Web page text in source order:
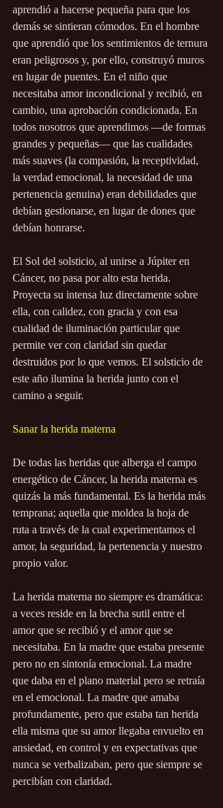
aprendió a hacerse pequeña para que los
demás se sintieran cómodos. En el hombre
que aprendió que los sentimientos de ternura
eran peligrosos y, por ello, construyó muros
en lugar de puentes. En el niño que
necesitaba amor incondicional y recibió, en
cambio, una aprobación condicionada. En
todos nosotros que aprendimos —de formas
grandes y pequeñas— que las cualidades
más suaves (la compasión, la receptividad,
la verdad emocional, la necesidad de una
pertenencia genuina) eran debilidades que
debían gestionarse, en lugar de dones que
debían honrarse.
El Sol del solsticio, al unirse a Júpiter en
Cáncer, no pasa por alto esta herida.
Proyecta su intensa luz directamente sobre
ella, con calidez, con gracia y con esa
cualidad de iluminación particular que
permite ver con claridad sin quedar
destruidos por lo que vemos. El solsticio de
este año ilumina la herida junto con el
camino a seguir.
Sanar la herida materna
De todas las heridas que alberga el campo
energético de Cáncer, la herida materna es
quizás la más fundamental. Es la herida más
temprana; aquella que moldea la hoja de
ruta a través de la cual experimentamos el
amor, la seguridad, la pertenencia y nuestro
propio valor.
La herida materna no siempre es dramática:
a veces reside en la brecha sutil entre el
amor que se recibió y el amor que se
necesitaba. En la madre que estaba presente
pero no en sintonía emocional. La madre
que daba en el plano material pero se retraía
en el emocional. La madre que amaba
profundamente, pero que estaba tan herida
ella misma que su amor llegaba envuelto en
ansiedad, en control y en expectativas que
nunca se verbalizaban, pero que siempre se
percibían con claridad.